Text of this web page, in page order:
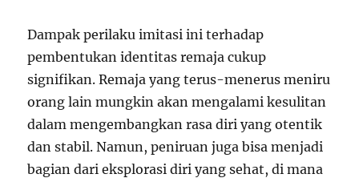
Dampak perilaku imitasi ini terhadap
pembentukan identitas remaja cukup
signifikan. Remaja yang terus-menerus meniru
orang lain mungkin akan mengalami kesulitan
dalam mengembangkan rasa diri yang otentik
dan stabil. Namun, peniruan juga bisa menjadi
bagian dari eksplorasi diri yang sehat, di mana